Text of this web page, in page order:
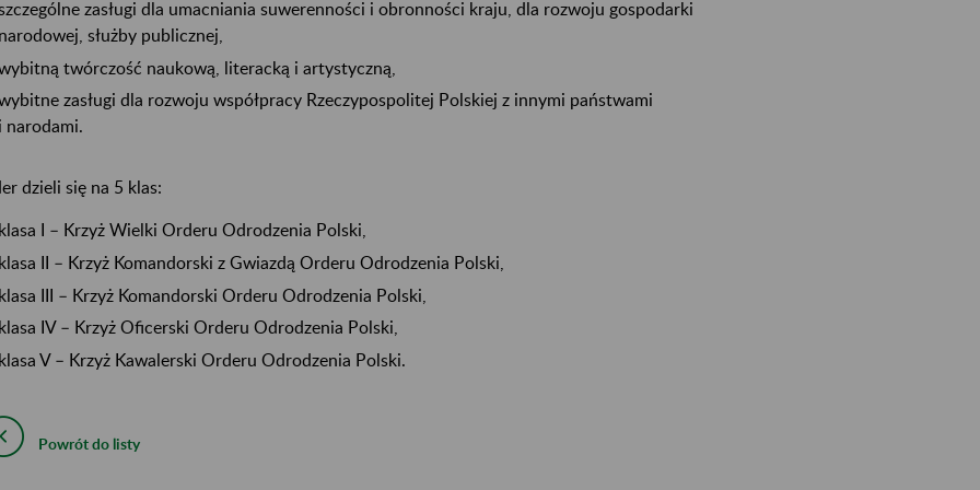
zasługi dla umacniania suwerenności i obronności kraju, dla rozwoju gospodarki
służby publicznej,
twórczość naukową, literacką i artystyczną,
zasługi dla rozwoju współpracy Rzeczypospolitej Polskiej z innymi państwami
narodami.
dzieli się na 5 klas:
I – Krzyż Wielki Orderu Odrodzenia Polski,
II – Krzyż Komandorski z Gwiazdą Orderu Odrodzenia Polski,
III – Krzyż Komandorski Orderu Odrodzenia Polski,
IV – Krzyż Oficerski Orderu Odrodzenia Polski,
V – Krzyż Kawalerski Orderu Odrodzenia Polski.
Powrót do listy